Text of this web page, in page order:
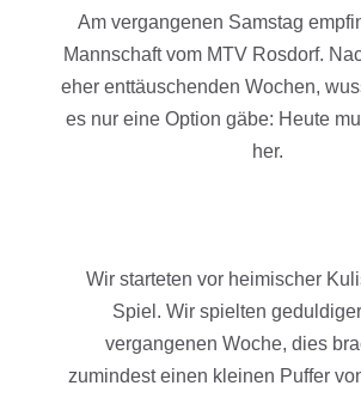
Am vergangenen Samstag
Mannschaft vom MTV Rosdorf.
eher enttäuschenden Wochen,
es nur eine Option gäbe: Heute
her.
Wir starteten vor heimischer
Spiel. Wir spielten
vergangenen Woche, dies
zumindest einen kleinen Puffer